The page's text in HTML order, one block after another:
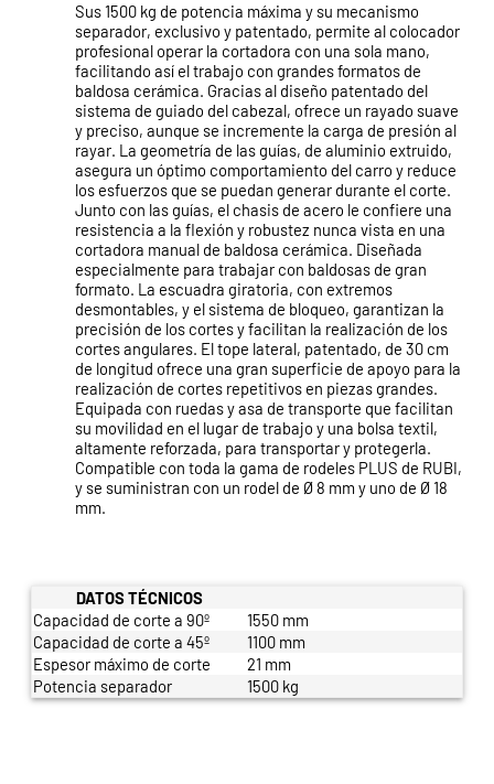
Sus 1500 kg de potencia máxima y su mecanismo
separador, exclusivo y patentado, permite al colocador
profesional operar la cortadora con una sola mano,
facilitando así el trabajo con grandes formatos de
baldosa cerámica. Gracias al diseño patentado del
sistema de guiado del cabezal, ofrece un rayado suave
y preciso, aunque se incremente la carga de presión al
rayar. La geometría de las guías, de aluminio extruido,
asegura un óptimo comportamiento del carro y reduce
los esfuerzos que se puedan generar durante el corte.
Junto con las guías, el chasis de acero le confiere una
resistencia a la flexión y robustez nunca vista en una
cortadora manual de baldosa cerámica. Diseñada
especialmente para trabajar con baldosas de gran
formato. La escuadra giratoria, con extremos
desmontables, y el sistema de bloqueo, garantizan la
precisión de los cortes y facilitan la realización de los
cortes angulares. El tope lateral, patentado, de 30 cm
de longitud ofrece una gran superficie de apoyo para la
realización de cortes repetitivos en piezas grandes.
Equipada con ruedas y asa de transporte que facilitan
su movilidad en el lugar de trabajo y una bolsa textil,
altamente reforzada, para transportar y protegerla.
Compatible con toda la gama de rodeles PLUS de RUBI,
y se suministran con un rodel de Ø 8 mm y uno de Ø 18
mm.
DATOS TÉCNICOS
Capacidad de corte a 90º
1550 mm
Capacidad de corte a 45º
1100 mm
Espesor máximo de corte
21 mm
Potencia separador
1500 kg